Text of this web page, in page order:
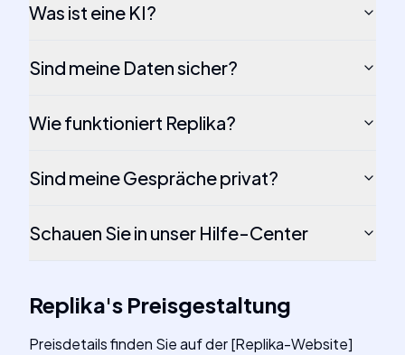
Was ist eine KI?
Sind meine Daten sicher?
Wie funktioniert Replika?
Sind meine Gespräche privat?
Schauen Sie in unser Hilfe-Center
Replika's Preisgestaltung
Preisdetails finden Sie auf der [Replika-Website]